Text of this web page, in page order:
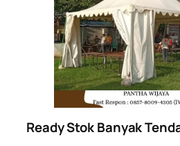
Ready Stok Banyak